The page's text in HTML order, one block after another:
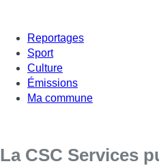
Reportages
Sport
Culture
Émissions
Ma commune
La CSC Services